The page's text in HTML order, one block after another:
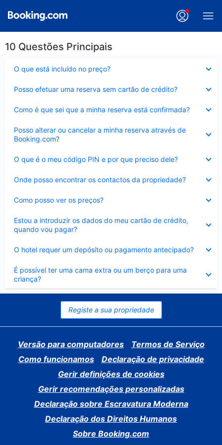
10 Questões Principais
O que está incluído no preço?
fechado
Posso efetuar uma reserva sem cartão de crédito?
fechado
Como é que sei que a minha reserva está confirmada?
fechado
Posso alterar ou cancelar a minha reserva através de
Booking.com?
fechado
O que é o meu código PIN e por que preciso dele?
fechado
Onde posso encontrar os contactos da propriedade?
fechado
Como posso ver os preços?
fechado
Estou a introduzir os dados do meu cartão de crédito,
quando vou pagar?
fechado
O hotel requer um depósito ou pagamento antecipado?
fechado
É possível ter uma cama extra ou um berço para uma
criança?
Elemento
fechado
Registe a sua propriedade
Versão para computadores
Termos de Serviço
Como funcionamos
Declaração de privacidade
Gerir definições de cookies
Gerir recomendações personalizadas
Declaração sobre Escravatura Moderna
Declaração dos Direitos Humanos
Sobre Booking.com